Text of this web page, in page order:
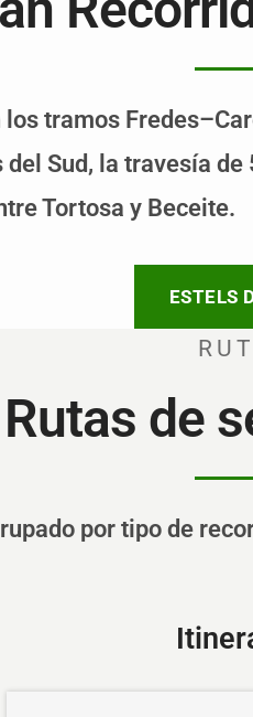
tramos
Sud, la travesía de
Tortosa y Beceite.
ESTELS
Rutas de
por tipo de